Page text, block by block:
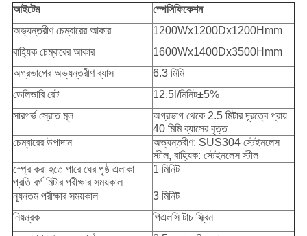
আইটেম
স্পেসিফিকেশন
অভ্যন্তরীণ চেম্বারের আকার
1200Wx1200Dx1200Hmm
বাহ্যিক চেম্বারের আকার
1600Wx1400Dx3500Hmm
অগ্রভাগের অভ্যন্তরীণ ব্যাস
6.3 মিমি
ডেলিভারি রেট
12.5l/মিনিট±5%
সারগর্ভ স্রোত মূল
অগ্রভাগ থেকে 2.5 মিটার দূরত্বে প্রায়
40 মিমি ব্যাসের বৃত্ত
চেম্বারের উপাদান
অভ্যন্তরীণ: SUS304 স্টেইনলেস
স্টীল, বাহ্যিক: স্টেইনলেস স্টীল
স্প্রে করা হতে পারে ঘের পৃষ্ঠ এলাকা
প্রতি বর্গ মিটার পরীক্ষার সময়কাল
1 মিনিট
ন্যূনতম পরীক্ষার সময়কাল
3 মিনিট
নিয়ন্ত্রক
পিএলসি টাচ স্ক্রিন